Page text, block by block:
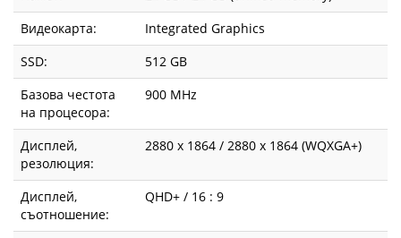
Видеокарта:
Integrated Graphics
SSD:
512 GB
Базова честота
на процесора:
900 MHz
Дисплей,
резолюция:
2880 x 1864 / 2880 x 1864 (WQXGA+)
Дисплей,
съотношение:
QHD+ / 16 : 9